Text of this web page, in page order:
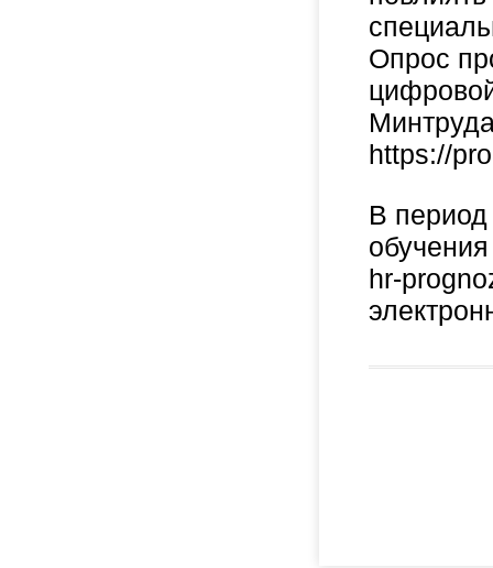
Опрос
https://
В период
hr-